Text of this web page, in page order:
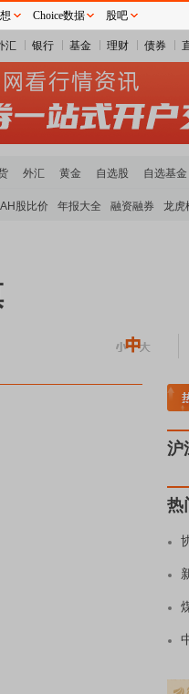
汇 银行 基金 理财 债券
外汇 黄金 自选股 自选基金
AH股比价 年报大全 融资融券 龙虎
A股估值分析全览
沪
热
Choice数据 股吧